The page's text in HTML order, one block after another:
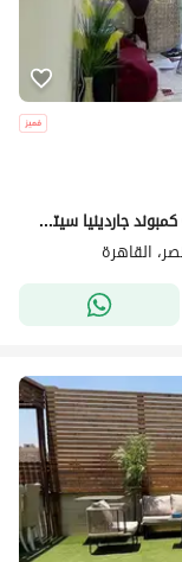
كمبوند جاردينيا سيتي مدينه نصر Gardenia City كمبوند جاردينيا سيتي، مدينة نصر، أول طريق السويس زون راقي جداً | جنب المول والخدمات مباشرة
القاهرة